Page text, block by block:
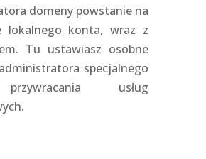
domeny powstanie na
lokalnego konta, wraz z
Tu ustawiasz osobne
specjalnego
usług